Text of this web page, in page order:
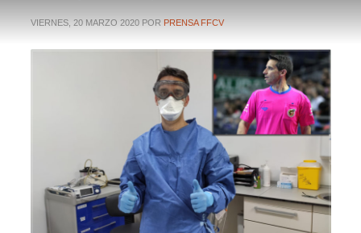
VIERNES, 20 MARZO 2020 POR PRENSA FFCV